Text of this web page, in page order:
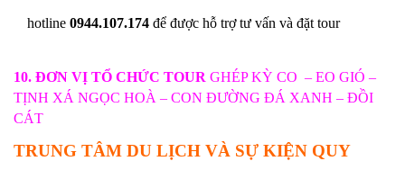
hotline 0944.107.174 để được hỗ trợ tư vấn và đặt tour
10. ĐƠN VỊ TỔ CHỨC TOUR GHÉPKỲ CO – EO GIÓ –
TỊNH XÁ NGỌC HOÀ – CON ĐƯỜNG ĐÁ XANH – ĐỒI
CÁT
TRUNG TÂM DU LỊCH VÀ SỰ KIỆN QUY